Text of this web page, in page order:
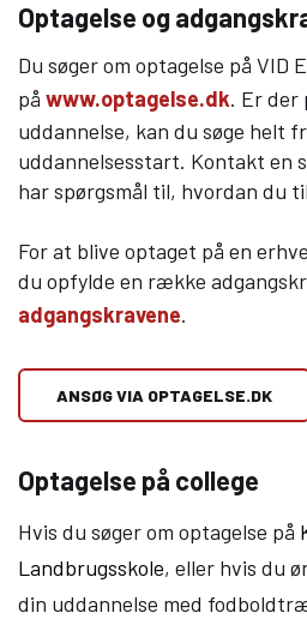
Efteruddannelse (AMU)
Om Viden Djurs
Læreplads og virksomheder
Mød os
Skolehjem/Campus
Personale
Nyheder
Elevfortællinger
Job på Viden Djurs
Brochurereol
Optagelse og
Du søger om optagelse på VID
på www.optagelse.dk. Er der
uddannelse, kan du søge helt
uddannelsesstart. Kontakt en
har spørgsmål til, hvordan du
For at blive optaget på en
du opfylde en række
adgangskravene.
ANSØG VIA OPTAGELSE.DK
Optagelse på college
Hvis du søger om optagelse på
Landbrugsskole, eller hvis du
din uddannelse med